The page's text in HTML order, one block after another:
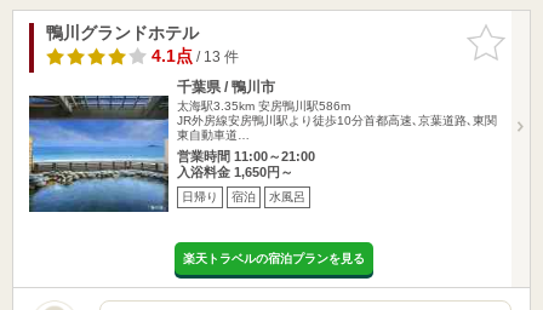
お気に入
りに追加
鴨川グランドホテル
4.1点/ 13 件
千葉県 / 鴨川市
太海駅3.35km 安房鴨川駅586m
JR外房線安房鴨川駅より徒歩10分首都高速､京葉道路､東関
東自動車道…
営業時間 11:00～21:00
入浴料金 1,650円～
日帰り 宿泊 水風呂
楽天トラベルの宿泊プランを見る